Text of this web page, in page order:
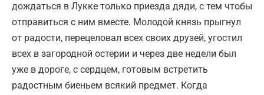
дождаться в Лукке только приезда дяди, с тем чтобы
отправиться с ним вместе. Молодой князь прыгнул
от радости, перецеловал всех своих друзей, угостил
всех в загородной остерии и через две недели был
уже в дороге, с сердцем, готовым встретить
радостным биеньем всякий предмет. Когда